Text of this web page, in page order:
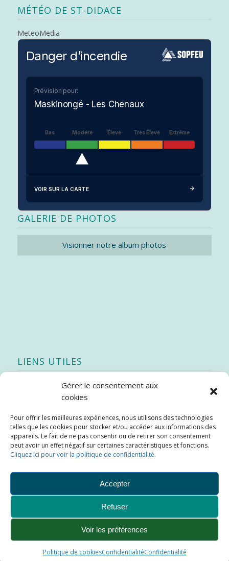
Gérer le consentement aux
cookies
Pour offrir les meilleures expériences, nous utilisons des technologies
telles que les cookies pour stocker et/ou accéder aux informations des
appareils. Le fait de ne pas consentir ou de retirer son consentement
peut avoir un effet négatif sur certaines caractéristiques et fonctions.
Cliquez ici pour voir la politique de confidentialité.
Accepter
Refuser
Voir les préférences
Politique de cookiesConfidentialitéConfidentialité
MÉTÉO DE ST-DIDACE
MeteoMedia
Danger d’incendie
Prévision pour:
Maskinongé - Les Chenaux
Bas Modéré Élevé Très Élevé Extrême
VOIR SUR LA CARTE
GALERIE DE PHOTOS
Visionner notre album photos
LIENS UTILES
Quoi de neuf
Stratégie québécoise d’économie d’eau potable
Bibliothèque
Météo locale
Conditions d’utilisation
Confidentialité Nous joindre